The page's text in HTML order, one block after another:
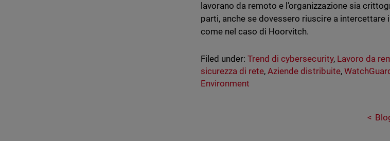
lavorano da remoto e l’organizzazione sia
parti, anche se dovessero riuscire a
come nel caso di Hoorvitch.
Filed under: Trend di cybersecurity, Lavoro da
sicurezza di rete,Aziende distribuite,
Environment